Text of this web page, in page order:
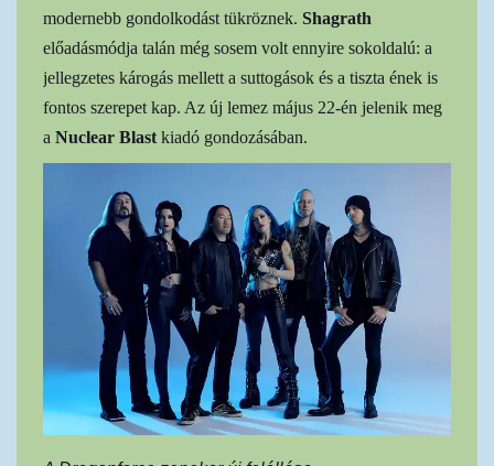
modernebb gondolkodást tükröznek. Shagrath
előadásmódja talán még sosem volt ennyire sokoldalú: a
jellegzetes károgás mellett a suttogások és a tiszta ének is
fontos szerepet kap. Az új lemez május 22-én jelenik meg
a Nuclear Blastkiadó gondozásában.